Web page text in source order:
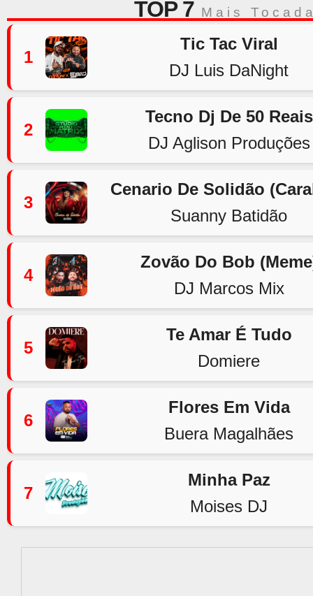
TOP 7 Mais
1
Tic Tac Viral
DJ Luis DaNight
2
Tecno Dj De 50 Reais
DJ Aglison Produções
3
Cenario De Solidão
Suanny Batidão
4
Zovão Do Bob
DJ Marcos Mix
5
Te Amar É Tudo
Domiere
6
Flores Em Vida
Buera Magalhães
7
Minha Paz
Moises DJ